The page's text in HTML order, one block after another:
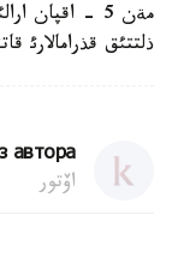
ذلتتئق قذرامالارئ
автора
اۆتور